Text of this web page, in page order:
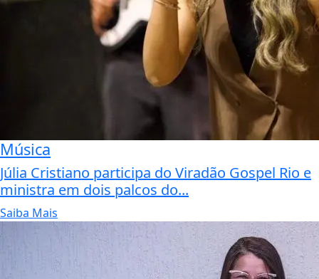
Música
Júlia Cristiano participa do Viradão Gospel Rio e
ministra em dois palcos do...
Saiba Mais